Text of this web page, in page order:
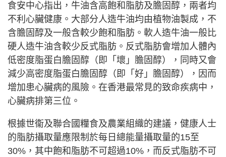
食安中心指出，牛油含高飽和脂肪及膽固醇，兩者均
不利心臟健康。大部分人造牛油均由植物油製成，不
含膽固醇及一般含較少飽和脂肪。軟人造牛油一般比
硬人造牛油含較少反式脂肪。反式脂肪會增加人體內
低密度脂蛋白膽固醇（即「壞」膽固醇），同時又會
減少高密度脂蛋白膽固醇（即「好」膽固醇），因而
增加患心臟病的風險。在香港最常見的致命疾病中，
心臟病排第三位。
根據世衞及聯合國糧食及農業組織的建議，健康人士
的脂肪攝取量應限制於每日總能量攝取量的15至
30%，其中飽和脂肪不可超過10%，而反式脂肪不可